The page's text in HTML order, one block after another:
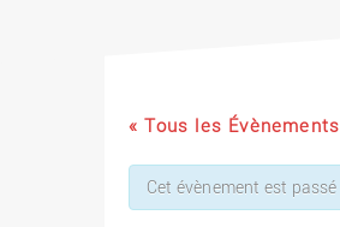
« Tous les Évènements
Cet évènement est passé